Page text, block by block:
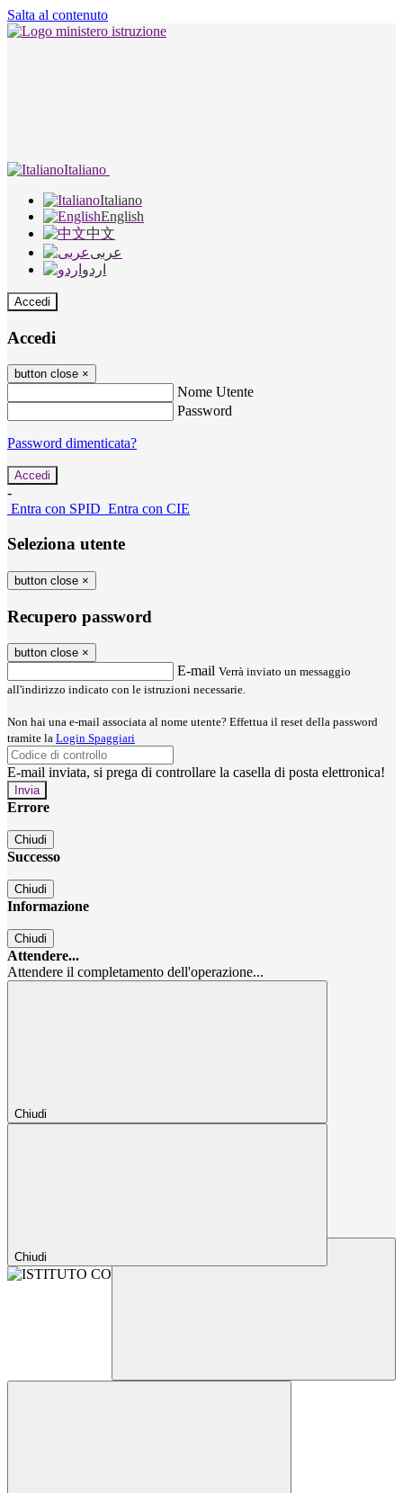
Salta al contenuto
Italiano
Italiano
English
中文
عربى
اردو
Accedi
Accedi
button close ×
Nome Utente
Password
Password dimenticata?
-
Entra con SPID Entra con CIE
Seleziona utente
button close ×
Recupero password
button close ×
E-mail Verrà inviato un messaggio
all'indirizzo indicato con le istruzioni necessarie.
Non hai una e-mail associata al nome utente? Effettua il reset della password
tramite la Login Spaggiari
E-mail inviata, si prega di controllare la casella di posta elettronica!
Errore
Chiudi
Successo
Chiudi
Informazione
Chiudi
Attendere...
Attendere il completamento dell'operazione...
Chiudi
Chiudi